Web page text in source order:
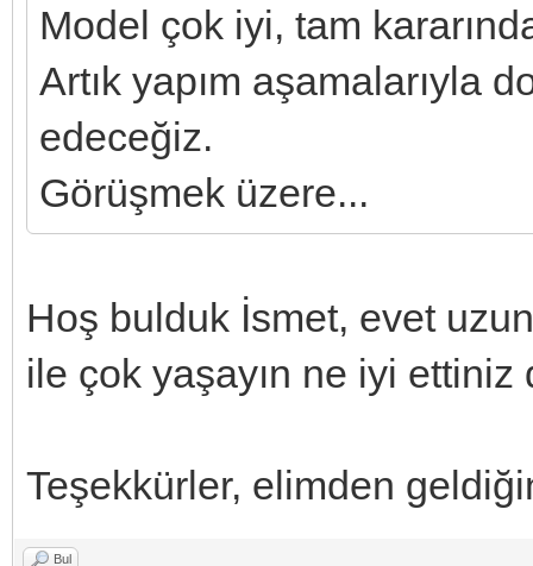
Model çok iyi, tam
Artık yapım aşamalarıyla
edeceğiz.
Görüşmek üzere...
Hoş bulduk İsmet, evet
ile çok yaşayın ne iyi ettiniz
Teşekkürler, elimden
Bul